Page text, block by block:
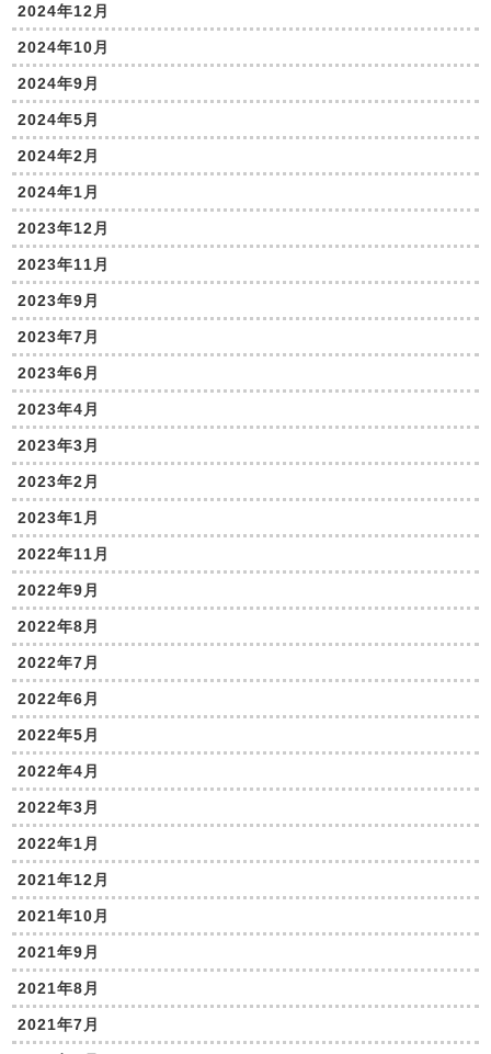
2024年12月
2024年10月
2024年9月
2024年5月
2024年2月
2024年1月
2023年12月
2023年11月
2023年9月
2023年7月
2023年6月
2023年4月
2023年3月
2023年2月
2023年1月
2022年11月
2022年9月
2022年8月
2022年7月
2022年6月
2022年5月
2022年4月
2022年3月
2022年1月
2021年12月
2021年10月
2021年9月
2021年8月
2021年7月